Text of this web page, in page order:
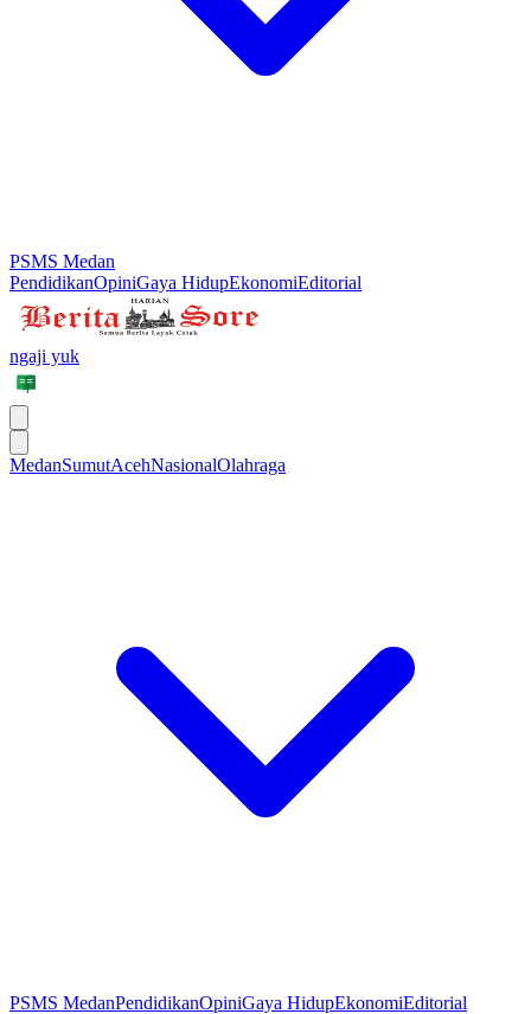
PSMS Medan
PendidikanOpiniGaya HidupEkonomiEditorial
ngaji yuk
MedanSumutAcehNasionalOlahraga
PSMS MedanPendidikanOpiniGaya HidupEkonomiEditorial